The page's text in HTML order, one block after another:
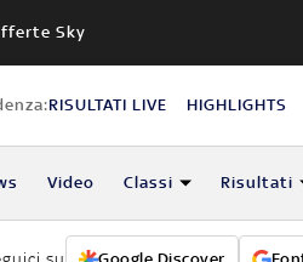
Sky
RISULTATI LIVE HIGHLIGHTS
Video Classi Risultati